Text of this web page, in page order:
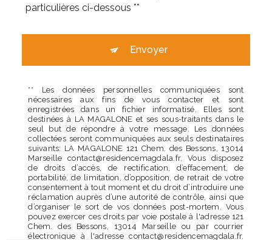
particulières ci-dessous **
Envoyer
** Les données personnelles communiquées sont
nécessaires aux fins de vous contacter et sont
enregistrées dans un fichier informatisé. Elles sont
destinées à LA MAGALONE et ses sous-traitants dans le
seul but de répondre à votre message. Les données
collectées seront communiquées aux seuls destinataires
suivants: LA MAGALONE 121 Chem. des Bessons, 13014
Marseille contact@residencemagdala.fr. Vous disposez
de droits d’accès, de rectification, d’effacement, de
portabilité, de limitation, d’opposition, de retrait de votre
consentement à tout moment et du droit d’introduire une
réclamation auprès d’une autorité de contrôle, ainsi que
d’organiser le sort de vos données post-mortem. Vous
pouvez exercer ces droits par voie postale à l'adresse 121
Chem. des Bessons, 13014 Marseille ou par courrier
électronique à l'adresse contact@residencemagdala.fr.